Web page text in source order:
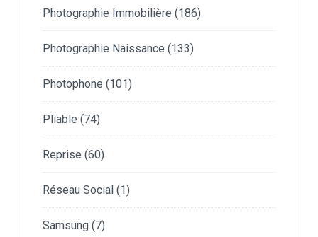
Photographie Immobilière (186)
Photographie Naissance (133)
Photophone (101)
Pliable (74)
Reprise (60)
Réseau Social (1)
Samsung (7)